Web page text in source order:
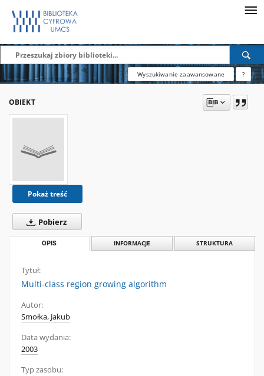
Wyszukiwanie zaawansowane ?
OBIEKT
Pokaż treść
Pobierz
OPIS INFORMACJE STRUKTURA
Tytuł:
Multi-class region growing algorithm
Autor:
Smołka, Jakub
Data wydania:
2003
Typ zasobu: